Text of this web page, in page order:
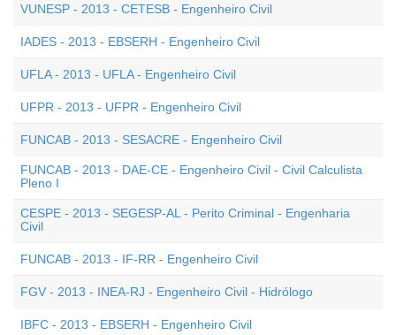
VUNESP - 2013 - CETESB - Engenheiro Civil
IADES - 2013 - EBSERH - Engenheiro Civil
UFLA - 2013 - UFLA - Engenheiro Civil
UFPR - 2013 - UFPR - Engenheiro Civil
FUNCAB - 2013 - SESACRE - Engenheiro Civil
FUNCAB - 2013 - DAE-CE - Engenheiro Civil - Civil Calculista
Pleno I
CESPE - 2013 - SEGESP-AL - Perito Criminal - Engenharia
Civil
FUNCAB - 2013 - IF-RR - Engenheiro Civil
FGV - 2013 - INEA-RJ - Engenheiro Civil - Hidrólogo
IBFC - 2013 - EBSERH - Engenheiro Civil